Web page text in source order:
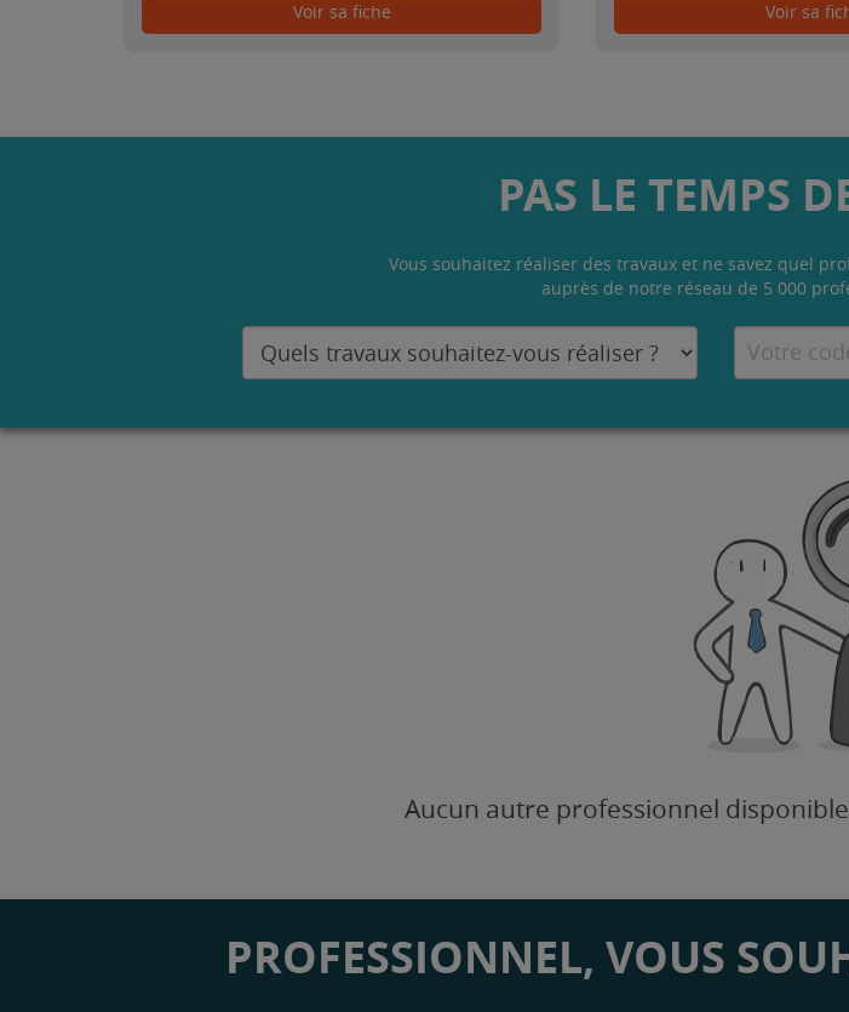
Voir sa fiche Voir sa
PAS LE TEMPS
Vous souhaitez réaliser des travaux et ne savez quel
auprès de notre réseau de 5 000
Aucun autre professionnel
PROFESSIONNEL, VOUS